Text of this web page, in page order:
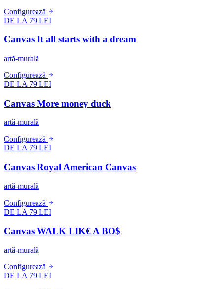
Configurează
DE LA 79 LEI
Canvas It all starts with a dream
artă-murală
Configurează
DE LA 79 LEI
Canvas More money duck
artă-murală
Configurează
DE LA 79 LEI
Canvas Royal American Canvas
artă-murală
Configurează
DE LA 79 LEI
Canvas WALK LIK€ A BO$
artă-murală
Configurează
DE LA 79 LEI